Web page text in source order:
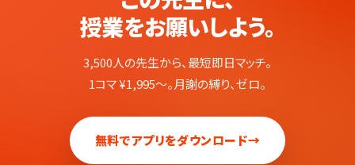
授業をお願いしよう。
3,500人の先生から、最短即日マッチ。
1コマ ¥1,995〜。月謝の縛り、ゼロ。
無料でアプリをダウンロード→